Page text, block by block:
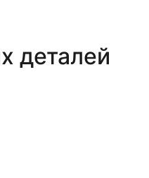
деталей